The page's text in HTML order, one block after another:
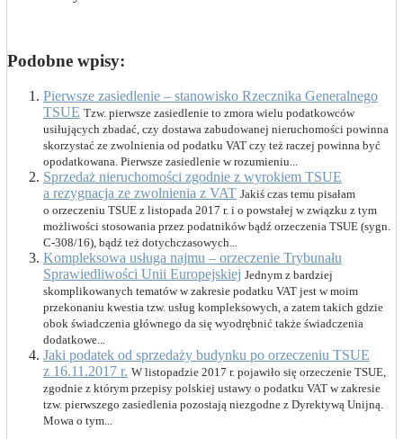
Podobne wpisy:
Pierwsze zasiedlenie – stanowisko Rzecznika Generalnego
TSUE Tzw. pierwsze zasiedlenie to zmora wielu podatkowców
usiłujących zbadać, czy dostawa zabudowanej nieruchomości powinna
skorzystać ze zwolnienia od podatku VAT czy też raczej powinna być
opodatkowana. Pierwsze zasiedlenie w rozumieniu...
Sprzedaż nieruchomości zgodnie z wyrokiem TSUE
a rezygnacja ze zwolnienia z VAT Jakiś czas temu pisałam
o orzeczeniu TSUE z listopada 2017 r. i o powstałej w związku z tym
możliwości stosowania przez podatników bądź orzeczenia TSUE (sygn.
C-308/16), bądź też dotychczasowych...
Kompleksowa usługa najmu – orzeczenie Trybunału
Sprawiedliwości Unii Europejskiej Jednym z bardziej
skomplikowanych tematów w zakresie podatku VAT jest w moim
przekonaniu kwestia tzw. usług kompleksowych, a zatem takich gdzie
obok świadczenia głównego da się wyodrębnić także świadczenia
dodatkowe...
Jaki podatek od sprzedaży budynku po orzeczeniu TSUE
z 16.11.2017 r. W listopadzie 2017 r. pojawiło się orzeczenie TSUE,
zgodnie z którym przepisy polskiej ustawy o podatku VAT w zakresie
tzw. pierwszego zasiedlenia pozostają niezgodne z Dyrektywą Unijną.
Mowa o tym...